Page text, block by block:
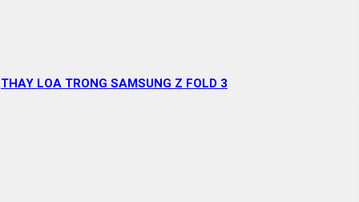
THAY LOA TRONG SAMSUNG Z FOLD 3